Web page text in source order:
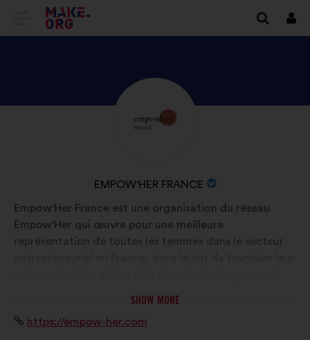
GO
MAKE.ORG
WEBSITE
Log
in
DISCOVER
NAME
ORGANIZATION:
EMPOW'HER FRANCE
Brief
Empow'Her France est une organisation du réseau
Empow'Her qui œuvre pour une meilleure
représentation de toutes les femmes dans le secteur
SHOW MORE
Website:
https://empow-her.com